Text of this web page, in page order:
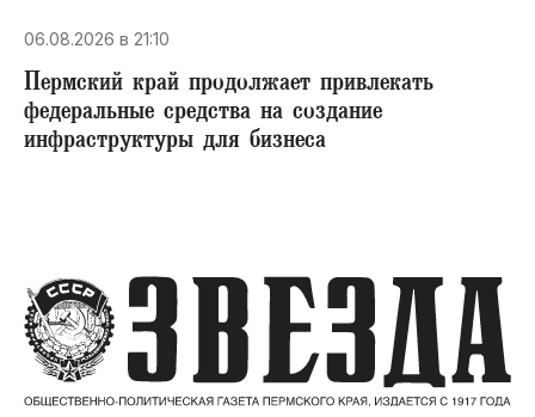
06.08.2026 в 21:10
Пермский край продолжает привлекать
федеральные средства на создание
инфраструктуры для бизнеса